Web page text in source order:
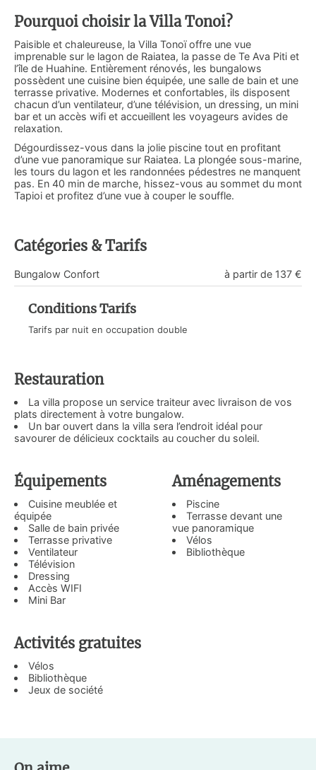
Pourquoi choisir la Villa Tonoi?
Paisible et chaleureuse, la Villa Tonoï offre une vue
imprenable sur le lagon de Raiatea, la passe de Te Ava Piti et
l’île de Huahine. Entièrement rénovés, les bungalows
possèdent une cuisine bien équipée, une salle de bain et une
terrasse privative. Modernes et confortables, ils disposent
chacun d’un ventilateur, d’une télévision, un dressing, un mini
bar et un accès wifi et accueillent les voyageurs avides de
relaxation.
Dégourdissez-vous dans la jolie piscine tout en profitant
d’une vue panoramique sur Raiatea. La plongée sous-marine,
les tours du lagon et les randonnées pédestres ne manquent
pas. En 40 min de marche, hissez-vous au sommet du mont
Tapioi et profitez d’une vue à couper le souffle.
Catégories & Tarifs
à partir de 137 €
Bungalow Confort
Conditions Tarifs
Tarifs par nuit en occupation double
Restauration
La villa propose un service traiteur avec livraison de vos
plats directement à votre bungalow.
Un bar ouvert dans la villa sera l’endroit idéal pour
savourer de délicieux cocktails au coucher du soleil.
Équipements
Cuisine meublée et
équipée
Salle de bain privée
Terrasse privative
Ventilateur
Télévision
Dressing
Accès WIFI
Mini Bar
Aménagements
Piscine
Terrasse devant une
vue panoramique
Vélos
Bibliothèque
Activités gratuites
Vélos
Bibliothèque
Jeux de société